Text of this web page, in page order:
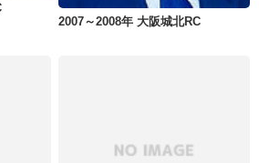
2007～2008年 大阪城北RC